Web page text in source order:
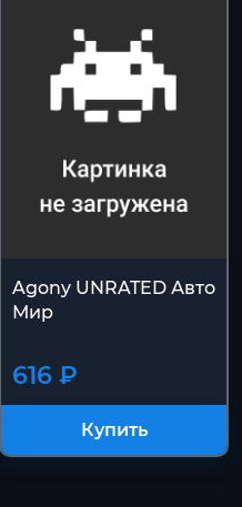
Agony UNRATED Авто
Мир
616 ₽
Купить